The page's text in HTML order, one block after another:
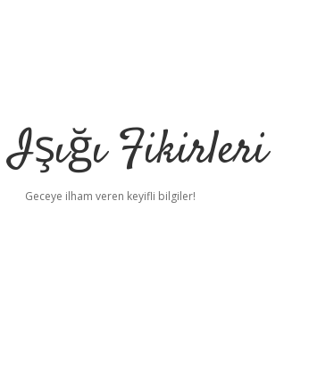
Işığı Fikirleri
Geceye ilham veren keyifli bilgiler!